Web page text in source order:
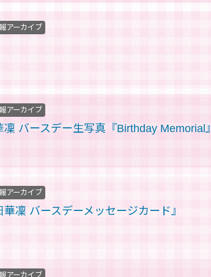
アーカイブ
バースデー生写真『Birthday Memorial』
アーカイブ
凜 バースデーメッセージカード』
アーカイブ